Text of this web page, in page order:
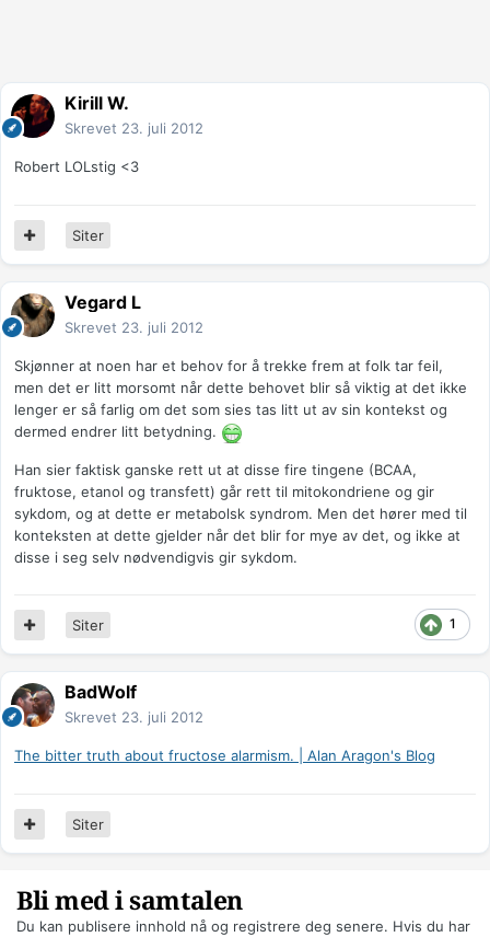
Kirill W.
Skrevet 23. juli 2012
Robert LOLstig <3
Siter
Vegard L
Skrevet 23. juli 2012
Skjønner at noen har et behov for å trekke frem at folk tar feil,
men det er litt morsomt når dette behovet blir så viktig at det ikke
lenger er så farlig om det som sies tas litt ut av sin kontekst og
dermed endrer litt betydning.
Han sier faktisk ganske rett ut at disse fire tingene (BCAA,
fruktose, etanol og transfett) går rett til mitokondriene og gir
sykdom, og at dette er metabolsk syndrom. Men det hører med til
konteksten at dette gjelder når det blir for mye av det, og ikke at
disse i seg selv nødvendigvis gir sykdom.
1
Siter
BadWolf
Skrevet 23. juli 2012
The bitter truth about fructose alarmism. | Alan Aragon's Blog
Siter
Bli med i samtalen
Du kan publisere innhold nå og registrere deg senere. Hvis du har